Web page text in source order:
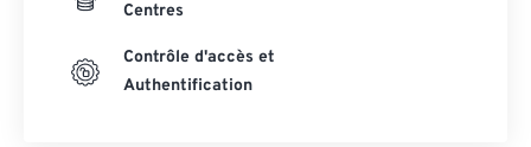
Centres
Contrôle d'accès et
Authentification